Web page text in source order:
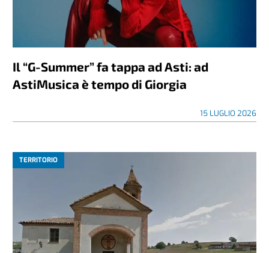
Il “G-Summer” fa tappa ad Asti: ad
AstiMusica è tempo di Giorgia
15 LUGLIO 2026
TERRITORIO